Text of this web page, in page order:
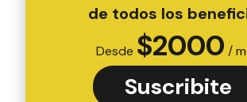
de todos los
Desde $2000 /
Suscribite